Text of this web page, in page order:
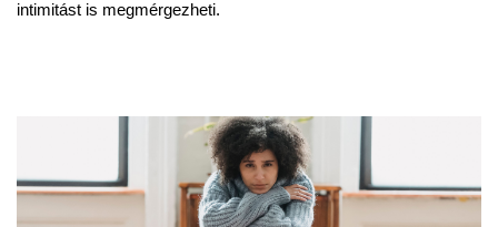
intimitást is megmérgezheti.